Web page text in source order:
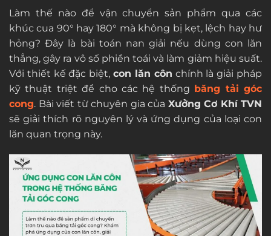
Làm thế nào để vận chuyển sản phẩm qua các
khúc cua 90° hay 180° mà không bị kẹt, lệch hay hư
hỏng? Đây là bài toán nan giải nếu dùng con lăn
thẳng, gây ra vô số phiền toái và làm giảm hiệu suất.
Với thiết kế đặc biệt,con lăn côn chính là giải pháp
kỹ thuật triệt để cho các hệ thống băng tải góc
cong. Bài viết từ chuyên gia của Xưởng Cơ Khí TVN
sẽ giải thích rõ nguyên lý và ứng dụng của loại con
lăn quan trọng này.